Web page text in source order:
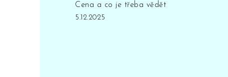
Cena a co je třeba vědět
5.12.2025